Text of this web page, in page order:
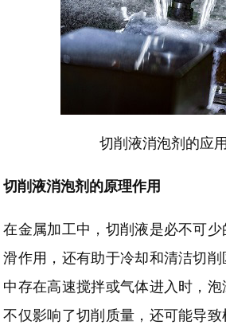
切削液消泡剂的应
切削液消泡剂 的原理作用
在金属加工中，切削液是必不可少
滑作用，还有助于冷却和清洁切
中存在高速搅拌或气体进入时，
不仅影响了切削质量，还可能导致